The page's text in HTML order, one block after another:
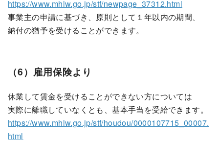
https://www.mhlw.go.jp/stf/newpage_37312.html
事業主の申請に基づき、原則として１年以内の期間、
納付の猶予を受けることができます。
（6）雇用保険より
休業して賃金を受けることができない方については
実際に離職していなくとも、基本手当を受給できます。
https://www.mhlw.go.jp/stf/houdou/0000107715_00007.
html